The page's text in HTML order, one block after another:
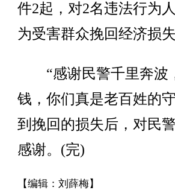
件2起，对2名违法行为
为受害群众挽回经济损失
“感谢民警千里奔波
钱，你们真是老百姓的
到挽回的损失后，对民
感谢。(完)
【编辑：刘薛梅】